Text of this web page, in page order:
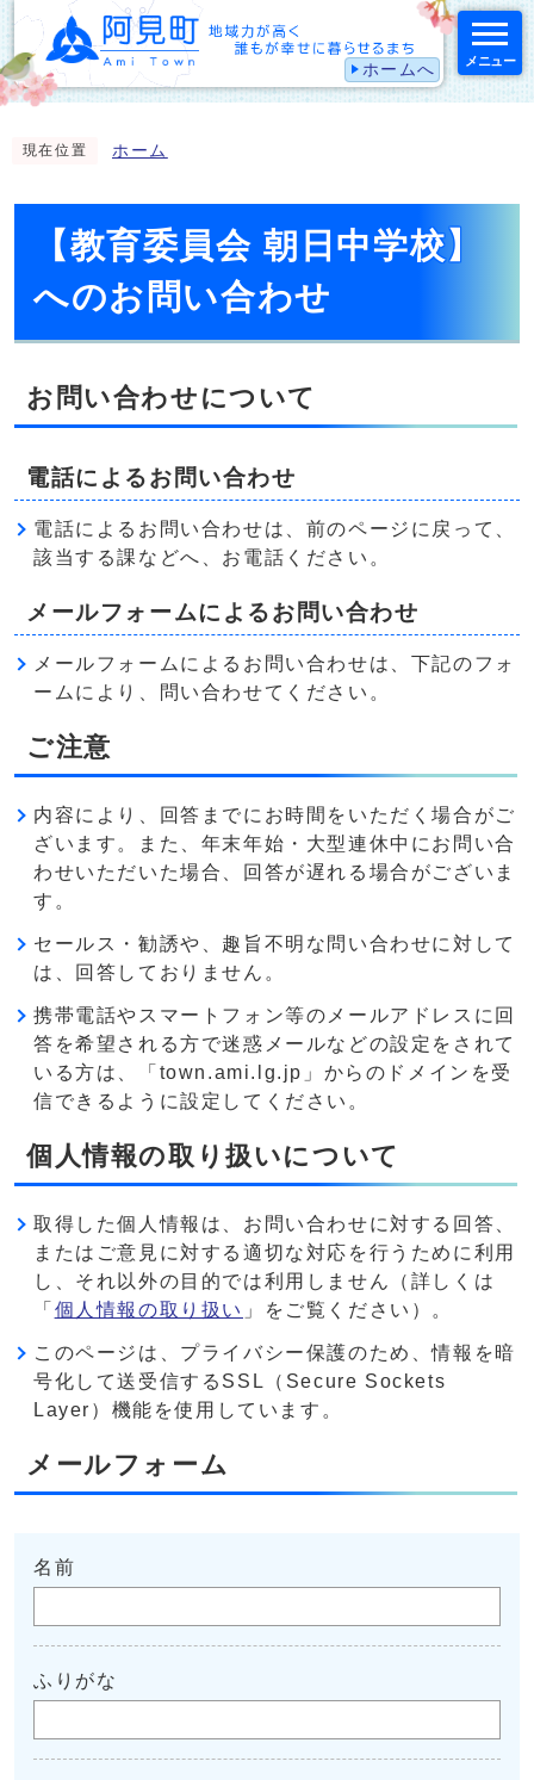
ホームへ メニュー
現在位置 ホーム
【教育委員会 朝日中学校】
へのお問い合わせ
お問い合わせについて
電話によるお問い合わせ
電話によるお問い合わせは、前のページに戻って、
該当する課などへ、お電話ください。
メールフォームによるお問い合わせ
メールフォームによるお問い合わせは、下記のフォ
ームにより、問い合わせてください。
ご注意
内容により、回答までにお時間をいただく場合がご
ざいます。また、年末年始・大型連休中にお問い合
わせいただいた場合、回答が遅れる場合がございま
す。
セールス・勧誘や、趣旨不明な問い合わせに対して
は、回答しておりません。
携帯電話やスマートフォン等のメールアドレスに回
答を希望される方で迷惑メールなどの設定をされて
いる方は、「town.ami.lg.jp」からのドメインを受
信できるように設定してください。
個人情報の取り扱いについて
取得した個人情報は、お問い合わせに対する回答、
またはご意見に対する適切な対応を行うために利用
し、それ以外の目的では利用しません（詳しくは
「 個人情報の取り扱い 」をご覧ください）。
このページは、プライバシー保護のため、情報を暗
号化して送受信するSSL（Secure Sockets
Layer）機能を使用しています。
メールフォーム
名前
ふりがな